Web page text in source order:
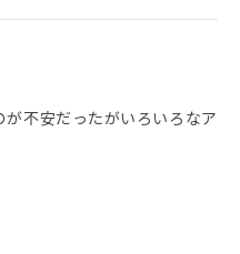
不安だったがいろいろなア